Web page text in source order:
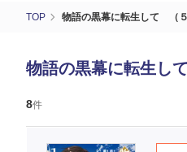
TOP 物語の黒幕に転生して （
物語の黒幕に転生し
8件